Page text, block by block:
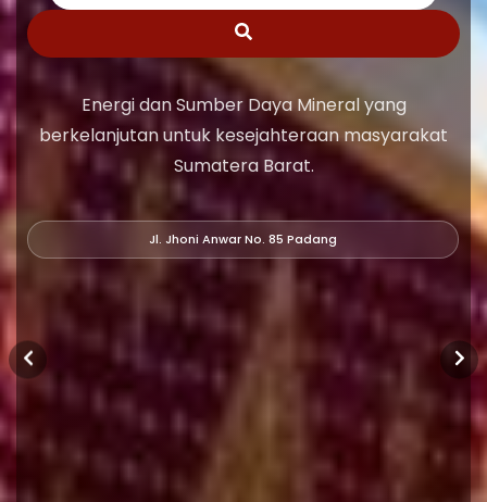
Energi dan Sumber Daya Mineral yang
berkelanjutan untuk kesejahteraan masyarakat
Sumatera Barat.
Jl. Jhoni Anwar No. 85 Padang